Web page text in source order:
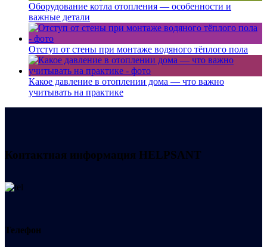
Оборудование котла отопления — особенности и
важные детали
Отступ от стены при монтаже водяного тёплого пола
Какое давление в отоплении дома — что важно
учитывать на практике
Контактная информация HELPSANT
Телефон